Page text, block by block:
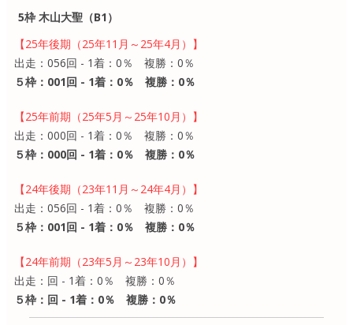
5枠 木山大聖（B1）
【25年後期（25年11月～25年4月）】
出走：056回 - 1着：0％ 複勝：0％
５枠：001回 - 1着：0％ 複勝：0％
【25年前期（25年5月～25年10月）】
出走：000回 - 1着：0％ 複勝：0％
５枠：000回 - 1着：0％ 複勝：0％
【24年後期（23年11月～24年4月）】
出走：056回 - 1着：0％ 複勝：0％
５枠：001回 - 1着：0％ 複勝：0％
【24年前期（23年5月～23年10月）】
出走：回 - 1着：0％ 複勝：0％
５枠：回 - 1着：0％ 複勝：0％